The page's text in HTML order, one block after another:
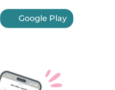
Google Play